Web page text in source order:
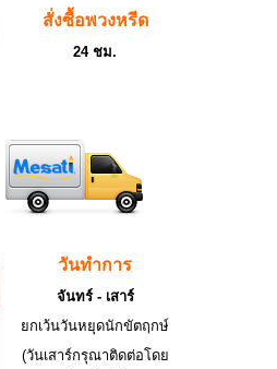
สั่งซื้อพวงหรีด
24 ชม.
วันทำการ
จันทร์ - เสาร์
ยกเว้นวันหยุดนักขัตฤกษ์
(วันเสาร์กรุณาติดต่อโดย